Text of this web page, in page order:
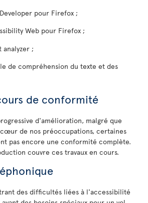
pour Firefox ;
Web pour Firefox ;
;
de compréhension du texte et des
de conformité
d'amélioration, malgré que
de nos préoccupations, certaines
pas encore une conformité complète.
couvre ces travaux en cours.
des difficultés liées à l'accessibilité